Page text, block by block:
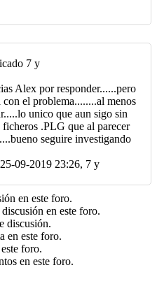
7 y
Alex por responder......pero
con el problema........al menos
unico que aun sigo sin
.PLG que al parecer
seguire investigando
09-2019 23:26, 7 y
en este foro.
en este foro.
discusión.
en este foro.
foro.
en este foro.